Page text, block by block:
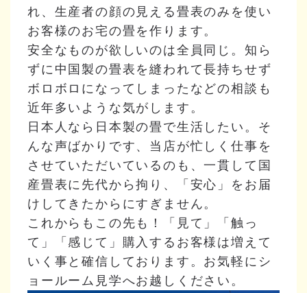
れ、生産者の顔の見える畳表のみを使い
お客様のお宅の畳を作ります。
安全なものが欲しいのは全員同じ。知ら
ずに中国製の畳表を縫われて長持ちせず
ボロボロになってしまったなどの相談も
近年多いような気がします。
日本人なら日本製の畳で生活したい。そ
んな声ばかりです、当店が忙しく仕事を
させていただいているのも、一貫して国
産畳表に先代から拘り、「安心」をお届
けしてきたからにすぎません。
これからもこの先も！「見て」「触っ
て」「感じて」購入するお客様は増えて
いく事と確信しております。お気軽にシ
ョールーム見学へお越しください。